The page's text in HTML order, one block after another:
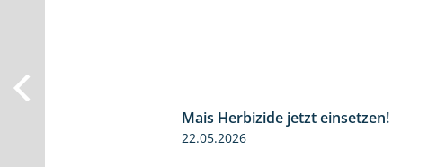
Mais Herbizide jetzt einsetzen!
22.05.2026